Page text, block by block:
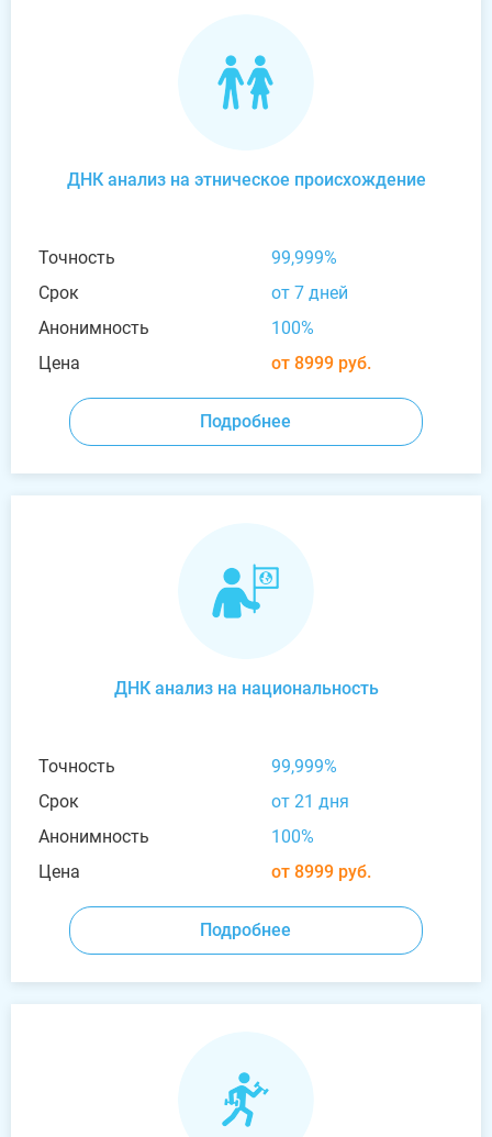
ДНК анализ на этническое происхождение
Точность
99,999%
Срок
от 7 дней
Анонимность
100%
Цена
от 8999 руб.
Подробнее
ДНК анализ на национальность
Точность
99,999%
Срок
от 21 дня
Анонимность
100%
Цена
от 8999 руб.
Подробнее